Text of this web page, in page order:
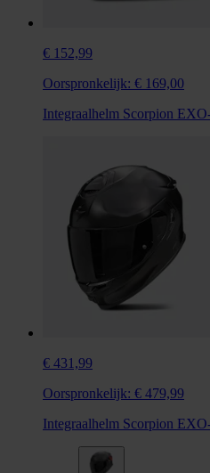
€ 152,99
Oorspronkelijk: € 169,00
Integraalhelm Scorpion
€ 431,99
Oorspronkelijk: € 479,99
Integraalhelm Scorpion